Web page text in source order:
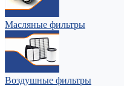
Масляные фильтры
Воздушные фильтры